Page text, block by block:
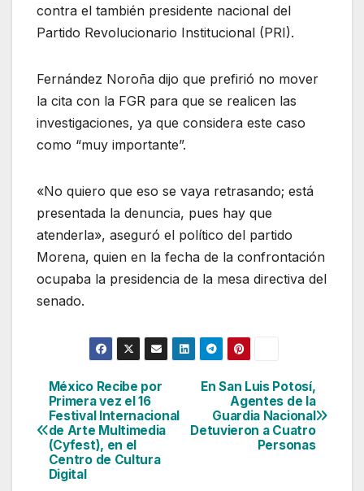
contra el también presidente nacional del
Partido Revolucionario Institucional (PRI).
Fernández Noroña dijo que prefirió no mover
la cita con la FGR para que se realicen las
investigaciones, ya que considera este caso
como “muy importante”.
«No quiero que eso se vaya retrasando; está
presentada la denuncia, pues hay que
atenderla», aseguró el político del partido
Morena, quien en la fecha de la confrontación
ocupaba la presidencia de la mesa directiva del
senado.
Navegación
de
entradas
En San Luis Potosí,
Agentes de la
Guardia Nacional
Detuvieron a Cuatro
Personas
México Recibe por
Primera vez el 16
Festival Internacional
de Arte Multimedia
(Cyfest), en el
Centro de Cultura
Digital